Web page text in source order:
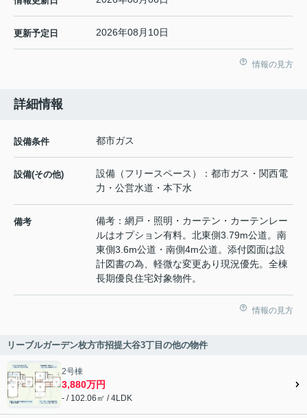
更新予定日 2026年08月10日
情報の見方
詳細情報
設備条件 都市ガス
設備(その他)
設備（フリースペース）：都市ガス・関西電
力・公営水道・本下水
備考
備考：網戸・照明・カーテン・カーテンレー
ルはオプション有料。北東側3.79m公道。南
東側3.6m公道・南側4m公道。添付図面は設
計図書の為、軽微な変更あり現況優先。全棟
長期優良住宅対象物件。
情報の見方
リーブルガーデン枚方市招提大谷3丁目の他の物件
2号棟
3,880万円
- / 102.06㎡ / 4LDK